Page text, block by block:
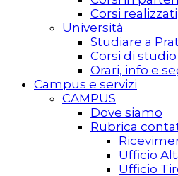
Corsi realizzati
Università
Studiare a
Corsi di studio
Orari, info e
Campus e servizi
CAMPUS
Dove siamo
Rubrica
Ufficio
Ufficio